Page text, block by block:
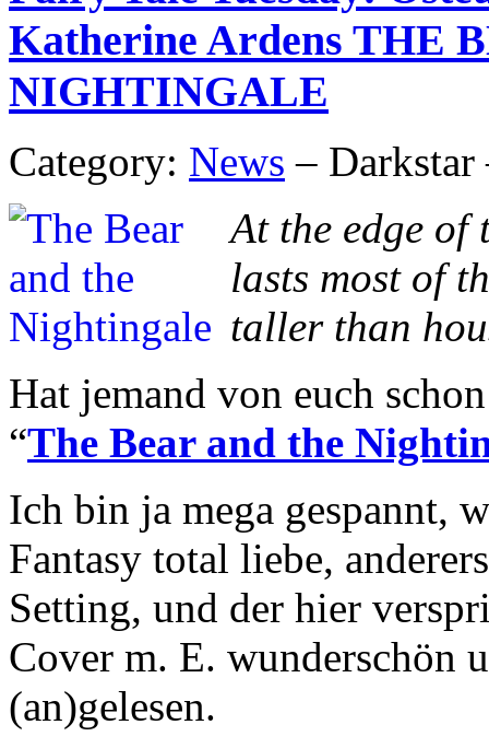
Katherine Ardens THE
NIGHTINGALE
Category: News – Darkstar
At the edge of
lasts most of
taller than
Hat jemand von euch
“The Bear and the
Ich bin ja mega gespannt,
Fantasy total liebe,
Setting, und der hier
Cover m. E. wunderschön
(an)gelesen.